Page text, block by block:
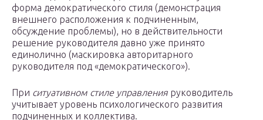
форма демократического стиля (демонстрация
внешнего расположения к подчиненным,
обсуждение проблемы), но в действительности
решение руководителя давно уже принято
единолично (маски­ровка авторитарного
руководителя под «демократического»).
При ситуативном стиле управления руководитель
учитывает уровень психологического развития
подчиненных и коллектива.